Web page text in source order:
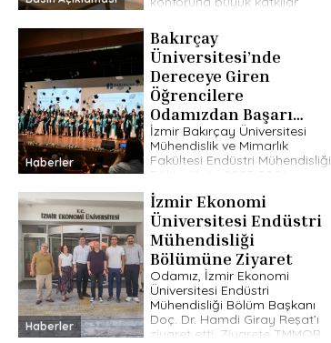
kullanım halinde ekolojik […]
Haberler
Bakırçay
Üniversitesi’nde
Dereceye Giren
Öğrencilere
Odamızdan Başarı
Ödülü
İzmir Bakırçay Üniversitesi
Mühendislik ve Mimarlık
Fakültesi Endüstri Mühendisliği
Akademik Öğretim Yılı
mezuniyet töreninde
dereceye giren öğrenciler,
Odamız tarafından başarı
hediyeleriyle ödüllendirildi.
Gerçekleştirilen […]
Haberler
İzmir Ekonomi
Üniversitesi Endüstri
Mühendisliği
Bölümüne Ziyaret
Odamız, İzmir Ekonomi
Üniversitesi Endüstri
Mühendisliği Bölüm Başkanı
Doç. Dr. Hamdi Giray Reşat’ı
ziyaret etti. Ziyarete TMMOB